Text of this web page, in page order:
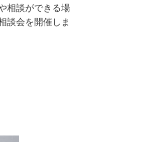
相談ができる場
談会を 開催しま